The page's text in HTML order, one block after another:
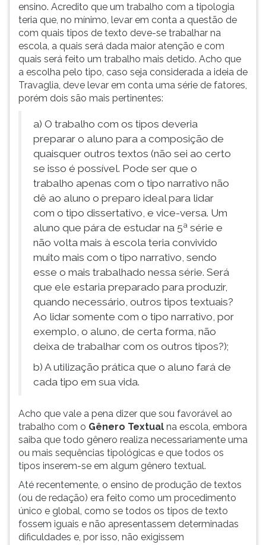
ensino. Acredito que um trabalho com a tipologia
teria que, no mínimo, levar em conta a questão de
com quais tipos de texto deve-se trabalhar na
escola, a quais será dada maior atenção e com
quais será feito um trabalho mais detido. Acho que
a escolha pelo tipo, caso seja considerada a ideia de
Travaglia, deve levar em conta uma série de fatores,
porém dois são mais pertinentes:
a) O trabalho com os tipos deveria
preparar o aluno para a composição de
quaisquer outros textos (não sei ao certo
se isso é possível. Pode ser que o
trabalho apenas com o tipo narrativo não
dê ao aluno o preparo ideal para lidar
com o tipo dissertativo, e vice-versa. Um
aluno que pára de estudar na 5ª série e
não volta mais à escola teria convivido
muito mais com o tipo narrativo, sendo
esse o mais trabalhado nessa série. Será
que ele estaria preparado para produzir,
quando necessário, outros tipos textuais?
Ao lidar somente com o tipo narrativo, por
exemplo, o aluno, de certa forma, não
deixa de trabalhar com os outros tipos?);
b) A utilização prática que o aluno fará de
cada tipo em sua vida.
Acho que vale a pena dizer que sou favorável ao
trabalho com o Gênero Textual na escola, embora
saiba que todo gênero realiza necessariamente uma
ou mais sequências tipológicas e que todos os
tipos inserem-se em algum gênero textual.
Até recentemente, o ensino de produção de textos
(ou de redação) era feito como um procedimento
único e global, como se todos os tipos de texto
fossem iguais e não apresentassem determinadas
dificuldades e, por isso, não exigissem